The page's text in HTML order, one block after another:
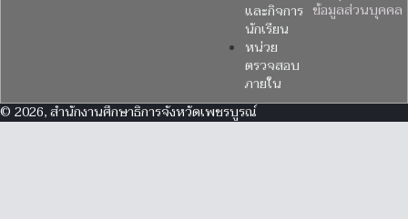
และกิจการ
นักเรียน
หน่วย
ตรวจสอบ
ภายใน
ข้อมูลส่วนบุคคล
© 2026, สำนักงานศึกษาธิการจังหวัดเพชรบูรณ์